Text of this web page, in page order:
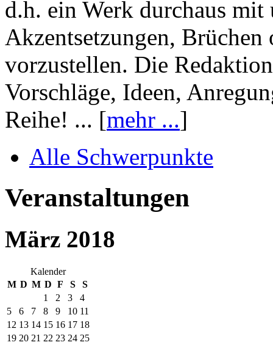
d.h. ein Werk durchaus mit
Akzentsetzungen, Brüchen
vorzustellen. Die
Vorschläge, Ideen,
Reihe! ... [mehr ...]
Alle Schwerpunkte
Veranstaltungen
März 2018
Kalender
M D M D F S
S
1
2 3
4
5
6 7 8 9 10 11
12 13 14 15 16 17 18
19 20 21 22 23 24 25